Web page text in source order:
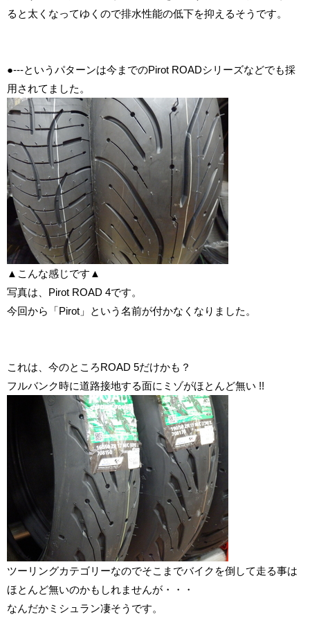
ると太くなってゆくので排水性能の低下を抑えるそうです。
●---というパターンは今までのPirot ROADシリーズなどでも採
用されてました。
▲こんな感じです▲
写真は、Pirot ROAD 4です。
今回から「Pirot」という名前が付かなくなりました。
これは、今のところROAD 5だけかも？
フルバンク時に道路接地する面にミゾがほとんど無い !!
ツーリングカテゴリーなのでそこまでバイクを倒して走る事は
ほとんど無いのかもしれませんが・・・
なんだかミシュラン凄そうです。